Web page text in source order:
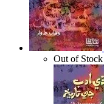
Out of Stock